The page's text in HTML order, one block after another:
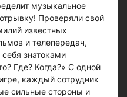
музыкальное
Проверяли свой
известных
и телепередач,
знатоками
Где? Когда?» С одной
каждый сотрудник
сильные стороны и